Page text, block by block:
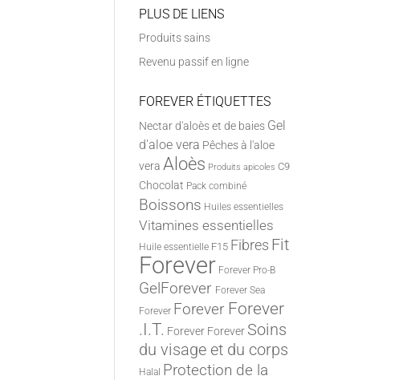
PLUS DE LIENS
Produits sains
Revenu passif en ligne
FOREVER ÉTIQUETTES
Nectar d'aloès et de baies Gel
d'aloe vera Pêches à l'aloe
vera Aloès Produits apicoles C9
Chocolat Pack combiné
Boissons Huiles essentielles
Vitamines essentielles
Huile essentielle F15 Fibres Fit
Forever Forever Pro-B
GelForever Forever Sea
Forever Forever Forever
.I.T. Forever Forever Soins
du visage et du corps
Halal Protection de la